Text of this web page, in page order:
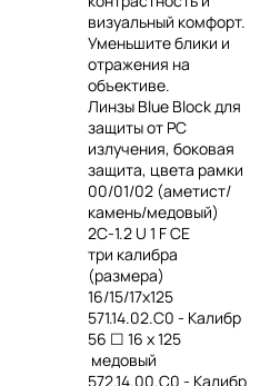
визуальный комфорт.
Уменьшите блики и
отражения на
объективе.
Линзы Blue Block для
защиты от РС
излучения, боковая
защита, цвета рамки
00/01/02 (аметист/
камень/медовый)
2C-1.2 U 1 F CE
три калибра
(размера)
16/15/17х125
571.14.02.С0 - Калибр
56 ☐ 16 x 125
медовый
572.14.00.С0 - Калибр